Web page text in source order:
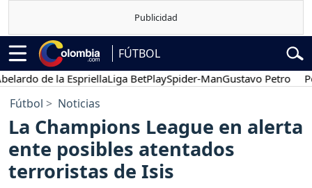
FÚTBOL
de la EspriellaLiga BetPlaySpider-ManGustavo Petro
Fútbol Noticias
La Champions League en alerta
ente posibles atentados
terroristas de Isis